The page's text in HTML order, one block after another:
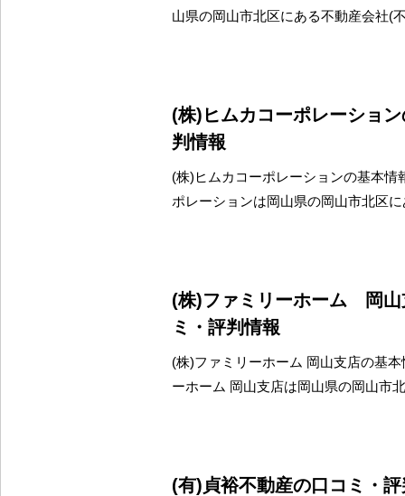
山県の岡山市北区にある不動産会社(
(株)ヒムカコーポレーショ
判情報
(株)ヒムカコーポレーションの基本情
ポレーションは岡山県の岡山市北区
(株)ファミリーホーム 岡山
ミ・評判情報
(株)ファミリーホーム 岡山支店の基
ーホーム 岡山支店は岡山県の岡山市
(有)貞裕不動産の口コミ・